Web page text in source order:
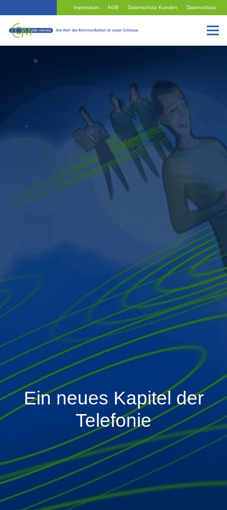
Impressum AGB Datenschutz Kunden Datenschutz
Ein neues Kapitel der
Telefonie